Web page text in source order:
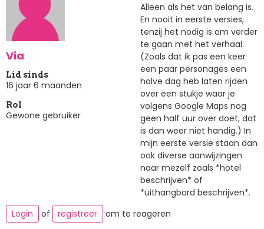
Via
Lid sinds
16 jaar 6 maanden
Rol
Gewone gebruiker
Alleen als het van belang is.
En nooit in eerste versies,
tenzij het nodig is om verder
te gaan met het verhaal.
(Zoals dat ik pas een keer
een paar personages een
halve dag heb laten rijden
over een stukje waar je
volgens Google Maps nog
geen half uur over doet, dat
is dan weer niet handig.) In
mijn eerste versie staan dan
ook diverse aanwijzingen
naar mezelf zoals *hotel
beschrijven* of
*uithangbord beschrijven*.
Login
of registreer om te reageren